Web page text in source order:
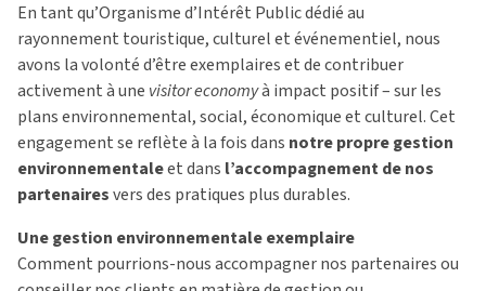
En tant qu’Organisme d’Intérêt Public dédié au
rayonnement touristique, culturel et événementiel, nous
avons la volonté d’être exemplaires et de contribuer
activement à une visitor economyà impact positif – sur les
plans environnemental, social, économique et culturel. Cet
engagement se reflète à la fois dans notre propre gestion
environnementaleet dans l’accompagnement de nos
partenairesvers des pratiques plus durables.
Une gestion environnementale exemplaire
Comment pourrions-nous accompagner nos partenaires ou